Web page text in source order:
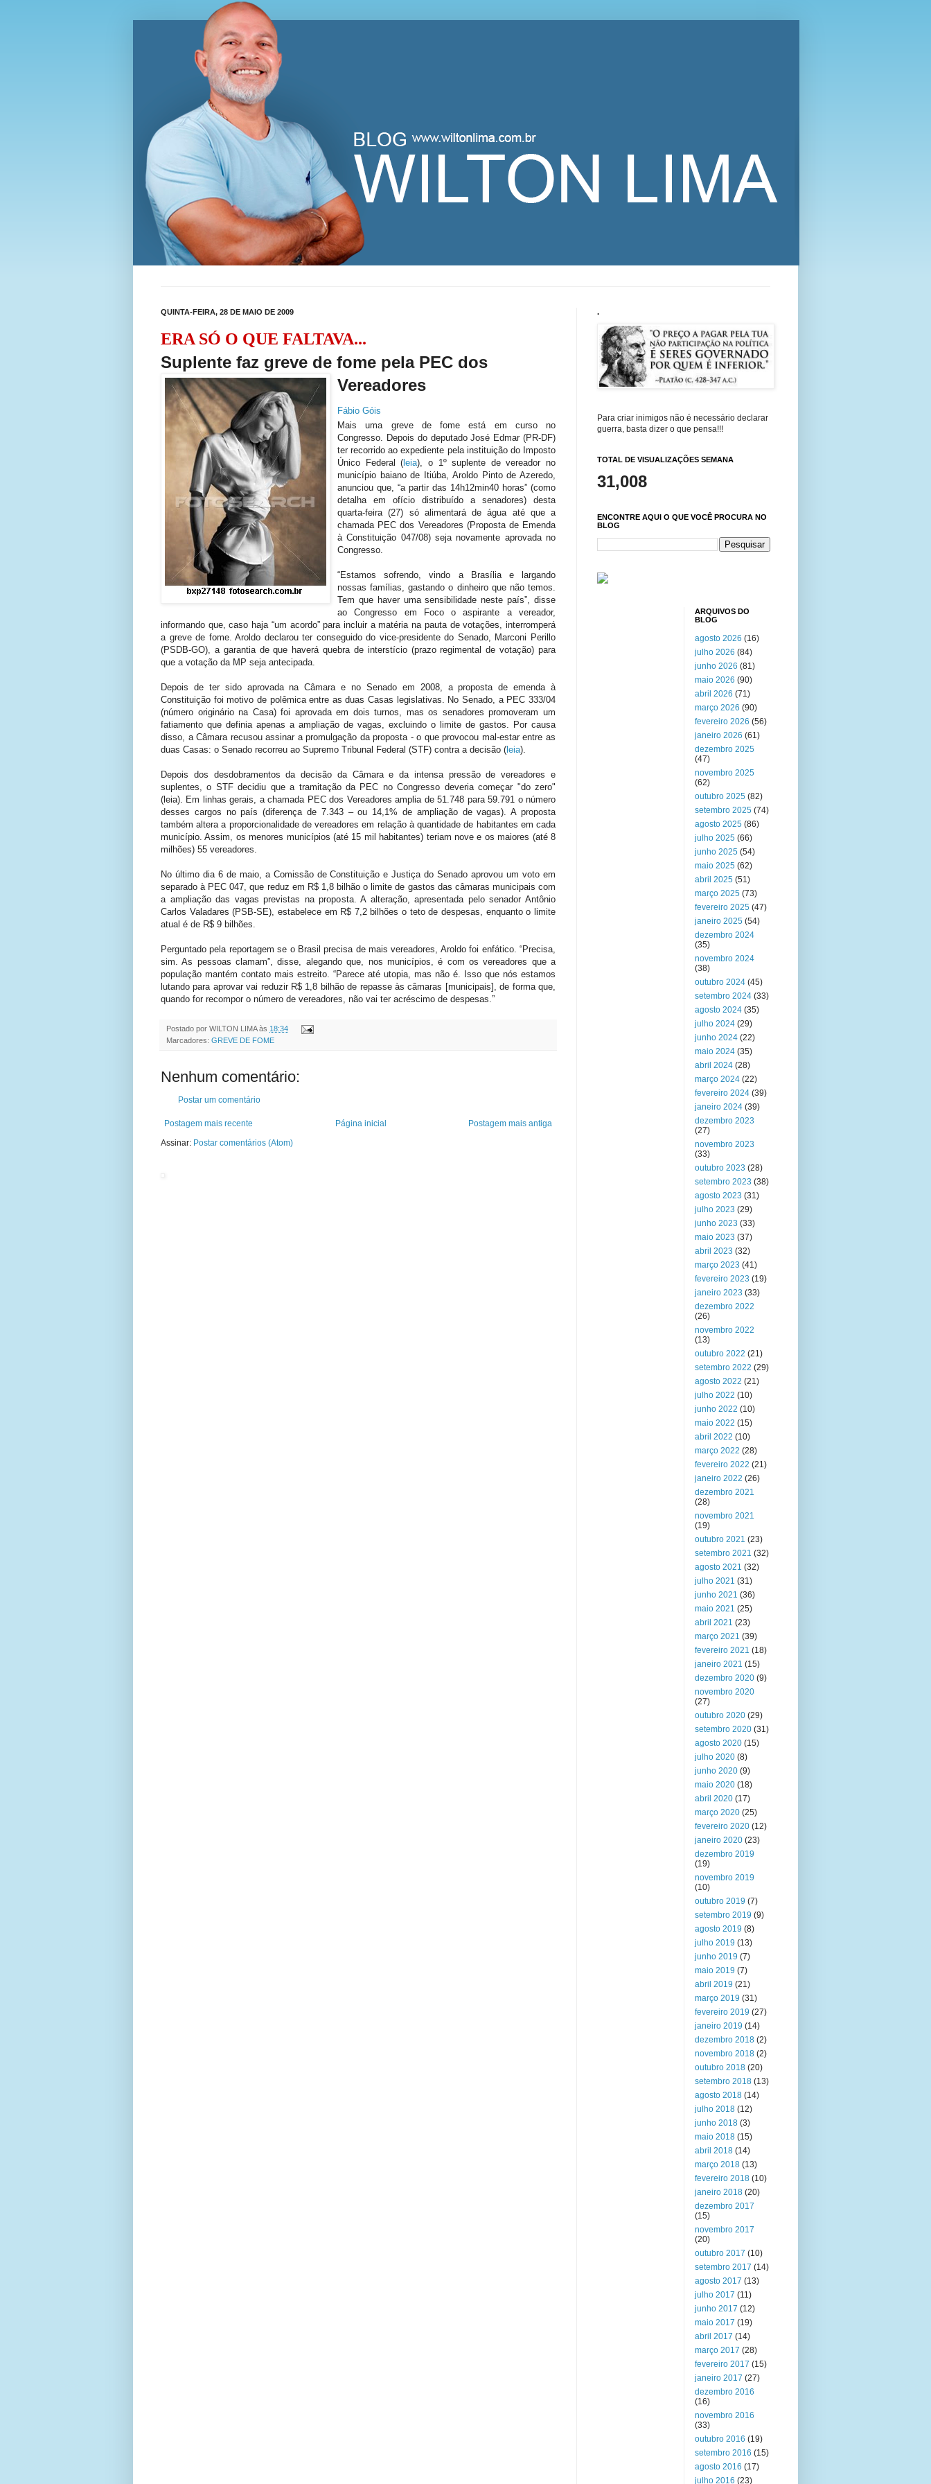
Blog Wilton Lima
QUINTA-FEIRA, 28 DE MAIO DE 2009
ERA SÓ O QUE FALTAVA...
Suplente faz greve de fome pela PEC dos
Vereadores
Fábio Góis
Mais uma greve de fome está em curso no
Congresso. Depois do deputado José Edmar (PR-DF)
ter recorrido ao expediente pela instituição do Imposto
Único Federal ( leia), o 1º suplente de vereador no
município baiano de Itiúba, Aroldo Pinto de Azeredo,
anunciou que, “a partir das 14h12min40 horas” (como
detalha em ofício distribuído a senadores) desta
quarta-feira (27) só alimentará de água até que a
chamada PEC dos Vereadores (Proposta de Emenda
à Constituição 047/08) seja novamente aprovada no
Congresso.
“Estamos sofrendo, vindo a Brasília e largando
nossas famílias, gastando o dinheiro que não temos.
Tem que haver uma sensibilidade neste país”, disse
ao Congresso em Foco o aspirante a vereador,
informando que, caso haja “um acordo” para incluir a matéria na pauta de votações, interromperá
a greve de fome. Aroldo declarou ter conseguido do vice-presidente do Senado, Marconi Perillo
(PSDB-GO), a garantia de que haverá quebra de interstício (prazo regimental de votação) para
que a votação da MP seja antecipada.
Depois de ter sido aprovada na Câmara e no Senado em 2008, a proposta de emenda à
Constituição foi motivo de polêmica entre as duas Casas legislativas. No Senado, a PEC 333/04
(número originário na Casa) foi aprovada em dois turnos, mas os senadores promoveram um
fatiamento que definia apenas a ampliação de vagas, excluindo o limite de gastos. Por causa
disso, a Câmara recusou assinar a promulgação da proposta - o que provocou mal-estar entre as
duas Casas: o Senado recorreu ao Supremo Tribunal Federal (STF) contra a decisão ( leia).
Depois dos desdobramentos da decisão da Câmara e da intensa pressão de vereadores e
suplentes, o STF decidiu que a tramitação da PEC no Congresso deveria começar "do zero"
(leia). Em linhas gerais, a chamada PEC dos Vereadores amplia de 51.748 para 59.791 o número
desses cargos no país (diferença de 7.343 – ou 14,1% de ampliação de vagas). A proposta
também altera a proporcionalidade de vereadores em relação à quantidade de habitantes em cada
município. Assim, os menores municípios (até 15 mil habitantes) teriam nove e os maiores (até 8
milhões) 55 vereadores.
No último dia 6 de maio, a Comissão de Constituição e Justiça do Senado aprovou um voto em
separado à PEC 047, que reduz em R$ 1,8 bilhão o limite de gastos das câmaras municipais com
a ampliação das vagas previstas na proposta. A alteração, apresentada pelo senador Antônio
Carlos Valadares (PSB-SE), estabelece em R$ 7,2 bilhões o teto de despesas, enquanto o limite
atual é de R$ 9 bilhões.
Perguntado pela reportagem se o Brasil precisa de mais vereadores, Aroldo foi enfático. “Precisa,
sim. As pessoas clamam”, disse, alegando que, nos municípios, é com os vereadores que a
população mantém contato mais estreito. “Parece até utopia, mas não é. Isso que nós estamos
lutando para aprovar vai reduzir R$ 1,8 bilhão de repasse às câmaras [municipais], de forma que,
quando for recompor o número de vereadores, não vai ter acréscimo de despesas.”
Postado por WILTON LIMA às 18:34
Marcadores: GREVE DE FOME
Nenhum comentário:
Postar um comentário
Postagem mais recente Postagem mais antiga
Página inicial
Assinar: Postar comentários (Atom)
.
Para criar inimigos não é necessário declarar
guerra, basta dizer o que pensa!!!
TOTAL DE VISUALIZAÇÕES SEMANA
31,008
ENCONTRE AQUI O QUE VOCÊ PROCURA NO
BLOG
ARQUIVOS DO
BLOG
agosto 2026 (16)
julho 2026 (84)
junho 2026 (81)
maio 2026 (90)
abril 2026 (71)
março 2026 (90)
fevereiro 2026 (56)
janeiro 2026 (61)
dezembro 2025
(47)
novembro 2025
(62)
outubro 2025 (82)
setembro 2025 (74)
agosto 2025 (86)
julho 2025 (66)
junho 2025 (54)
maio 2025 (62)
abril 2025 (51)
março 2025 (73)
fevereiro 2025 (47)
janeiro 2025 (54)
dezembro 2024
(35)
novembro 2024
(38)
outubro 2024 (45)
setembro 2024 (33)
agosto 2024 (35)
julho 2024 (29)
junho 2024 (22)
maio 2024 (35)
abril 2024 (28)
março 2024 (22)
fevereiro 2024 (39)
janeiro 2024 (39)
dezembro 2023
(27)
novembro 2023
(33)
outubro 2023 (28)
setembro 2023 (38)
agosto 2023 (31)
julho 2023 (29)
junho 2023 (33)
maio 2023 (37)
abril 2023 (32)
março 2023 (41)
fevereiro 2023 (19)
janeiro 2023 (33)
dezembro 2022
(26)
novembro 2022
(13)
outubro 2022 (21)
setembro 2022 (29)
agosto 2022 (21)
julho 2022 (10)
junho 2022 (10)
maio 2022 (15)
abril 2022 (10)
março 2022 (28)
fevereiro 2022 (21)
janeiro 2022 (26)
dezembro 2021
(28)
novembro 2021
(19)
outubro 2021 (23)
setembro 2021 (32)
agosto 2021 (32)
julho 2021 (31)
junho 2021 (36)
maio 2021 (25)
abril 2021 (23)
março 2021 (39)
fevereiro 2021 (18)
janeiro 2021 (15)
dezembro 2020 (9)
novembro 2020
(27)
outubro 2020 (29)
setembro 2020 (31)
agosto 2020 (15)
julho 2020 (8)
junho 2020 (9)
maio 2020 (18)
abril 2020 (17)
março 2020 (25)
fevereiro 2020 (12)
janeiro 2020 (23)
dezembro 2019
(19)
novembro 2019
(10)
outubro 2019 (7)
setembro 2019 (9)
agosto 2019 (8)
julho 2019 (13)
junho 2019 (7)
maio 2019 (7)
abril 2019 (21)
março 2019 (31)
fevereiro 2019 (27)
janeiro 2019 (14)
dezembro 2018 (2)
novembro 2018 (2)
outubro 2018 (20)
setembro 2018 (13)
agosto 2018 (14)
julho 2018 (12)
junho 2018 (3)
maio 2018 (15)
abril 2018 (14)
março 2018 (13)
fevereiro 2018 (10)
janeiro 2018 (20)
dezembro 2017
(15)
novembro 2017
(20)
outubro 2017 (10)
setembro 2017 (14)
agosto 2017 (13)
julho 2017 (11)
junho 2017 (12)
maio 2017 (19)
abril 2017 (14)
março 2017 (28)
fevereiro 2017 (15)
janeiro 2017 (27)
dezembro 2016
(16)
novembro 2016
(33)
outubro 2016 (19)
setembro 2016 (15)
agosto 2016 (17)
julho 2016 (23)